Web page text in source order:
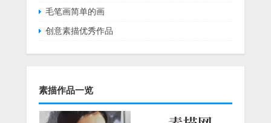
毛笔画简单的画
创意素描优秀作品
素描作品一览